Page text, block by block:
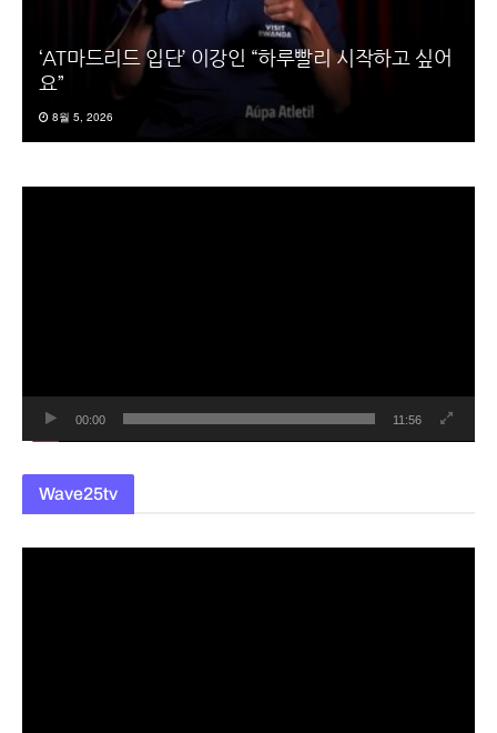
‘AT마드리드 입단’ 이강인 “하루빨리 시작하고 싶어
요”
8월 5, 2026
00:00 11:56
Wave25tv